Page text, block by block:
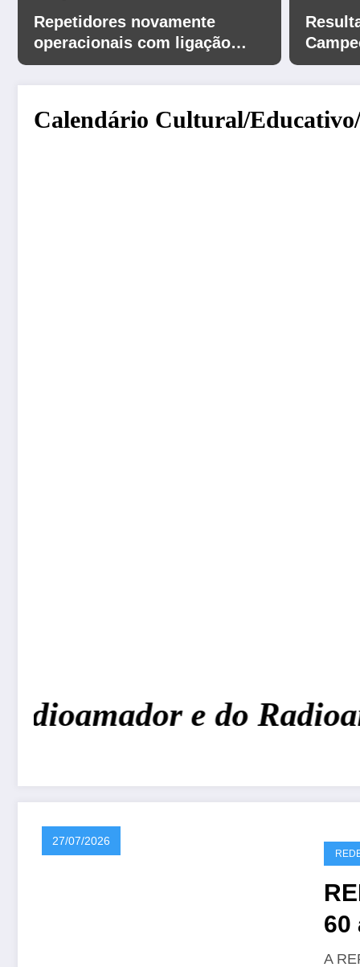
Repetidores novamente
operacionais com ligação
EchoLink
UHF
Calendário Cultural/
e do
27/07/2026
60
A